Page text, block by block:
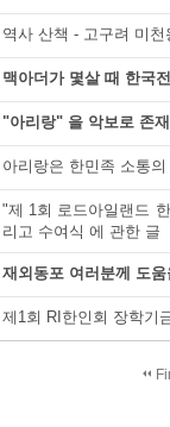
역사 산책 - 고구려 미
맥아더가 몇살 때 한국
"아리랑" 을 악보로 존
아리랑은 한민족 소통
"제 1회 로드아일랜드
리고 수여식 에 관한 글
재외동포 여러분께 도
제1회 RI한인회 장학기